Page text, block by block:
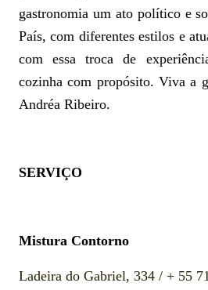
gastronomia um ato político e
País, com diferentes estilos e
com essa troca de
cozinha com propósito. Viva a
Andréa Ribeiro.
SERVIÇO
Mistura Contorno
Ladeira do Gabriel, 334 / + 55